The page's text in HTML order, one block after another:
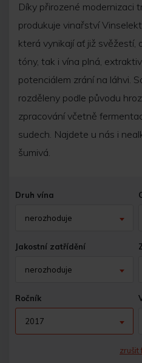
Díky přirozené modernizaci
produkuje vinařství
která vynikají ať již svěžestí,
tóny, tak i vína plná,
potenciálem zrání na láhvi.
rozděleny podle původu
zpracování včetně
sudech. Najdete u nás i
šumivá.
Druh vína
nerozhoduje
Jakostní zatřídění
nerozhoduje
Ročník
2017
zrušit